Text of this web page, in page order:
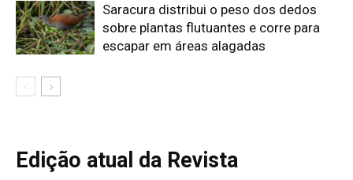
Saracura distribui o peso dos dedos
sobre plantas flutuantes e corre para
escapar em áreas alagadas
Edição atual da Revista